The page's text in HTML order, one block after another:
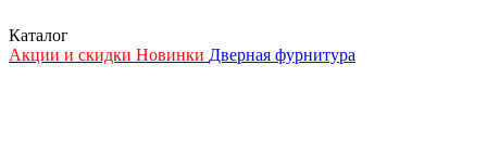
Каталог
Акции и скидки Новинки Дверная фурнитура